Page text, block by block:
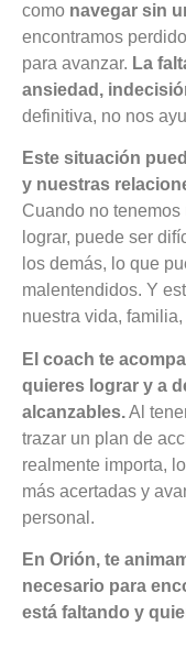
como navegar sin
encontramos
para avanzar. La
ansiedad,
definitiva, no nos
Este situación
y nuestras
Cuando no
lograr, puede ser
los demás, lo que
malentendidos. Y
nuestra vida,
El coach te
quieres lograr y a
alcanzables.Al
trazar un plan de
realmente importa,
más acertadas y
personal.
En Orión, te
necesario para
está faltando y